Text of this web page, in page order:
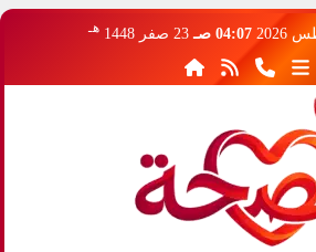
04:07 صـ 23 صفر 1448 هـ